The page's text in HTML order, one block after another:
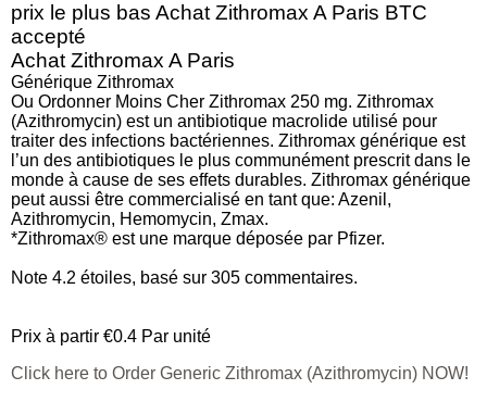
prix le plus bas Achat Zithromax A Paris BTC
accepté
Achat Zithromax A Paris
Générique Zithromax
Ou Ordonner Moins Cher Zithromax 250 mg. Zithromax
(Azithromycin) est un antibiotique macrolide utilisé pour
traiter des infections bactériennes. Zithromax générique est
l’un des antibiotiques le plus communément prescrit dans le
monde à cause de ses effets durables. Zithromax générique
peut aussi être commercialisé en tant que: Azenil,
Azithromycin, Hemomycin, Zmax.
*Zithromax® est une marque déposée par Pfizer.
Note 4.2 étoiles, basé sur 305 commentaires.
Prix à partir €0.4 Par unité
Click here to Order Generic Zithromax (Azithromycin) NOW!